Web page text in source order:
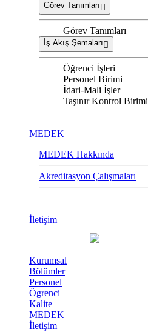
Görev Tanımları
Görev Tanımları
İş Akış Şemaları
Öğrenci İşleri
Personel Birimi
İdari-Mali İşler
Taşınır Kontrol Birimi
MEDEK
MEDEK Hakkında
Akreditasyon Çalışmaları
İletişim
Kurumsal
Bölümler
Personel
Ögrenci
Kalite
MEDEK
İletişim